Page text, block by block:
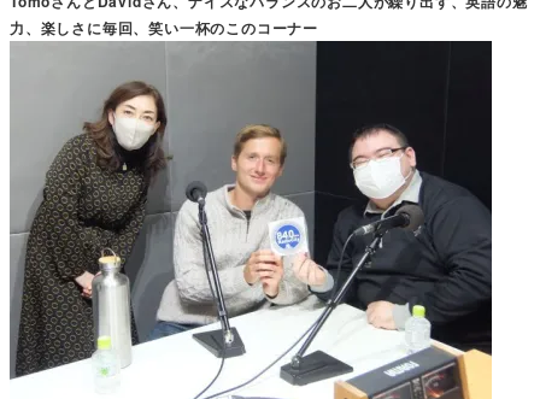
力、楽しさに毎回、笑い一杯のこのコーナー